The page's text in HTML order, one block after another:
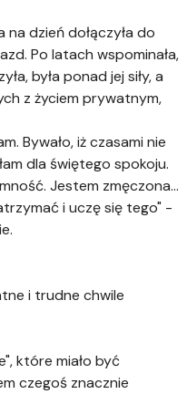
na dzień dołączyła do
Po latach wspominała,
była ponad jej siły, a
z życiem prywatnym,
Bywało, iż czasami nie
dla świętego spokoju.
Jestem zmęczona...
i uczę się tego" -
i trudne chwile
które miało być
czegoś znacznie